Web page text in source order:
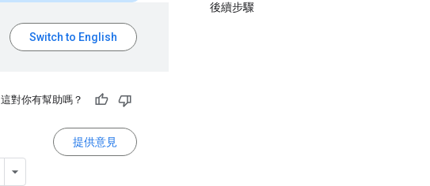
後續步驟
這對你有幫助嗎？
提供意見